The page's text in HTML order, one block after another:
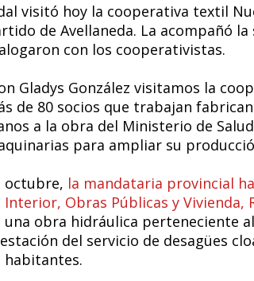
visitó hoy la cooperativa textil
de Avellaneda. La acompañó
con los cooperativistas.
Gladys González visitamos la
de 80 socios que trabajan
a la obra del Ministerio de
para ampliar su
octubre, la mandataria provincial
Interior, Obras Públicas y Vivienda,
una obra hidráulica perteneciente
del servicio de desagües
habitantes.